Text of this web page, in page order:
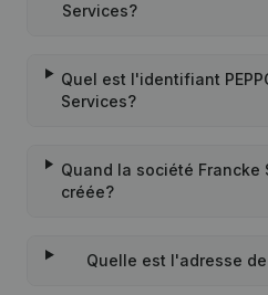
Services?
Quel est l'identifiant
Services?
Quand la société
créée?
Quelle est l'adresse